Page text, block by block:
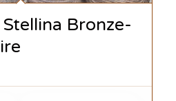
Bronze-